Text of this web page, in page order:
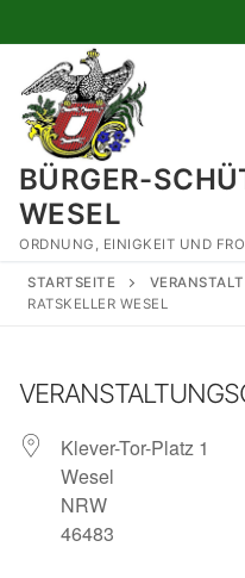
Inhalt
springen
BÜRGER-
WESEL
ORDNUNG, EINIGKEIT UND
STARTSEITE
RATSKELLER WESEL
Klever-Tor-Platz 1
Wesel
NRW
46483